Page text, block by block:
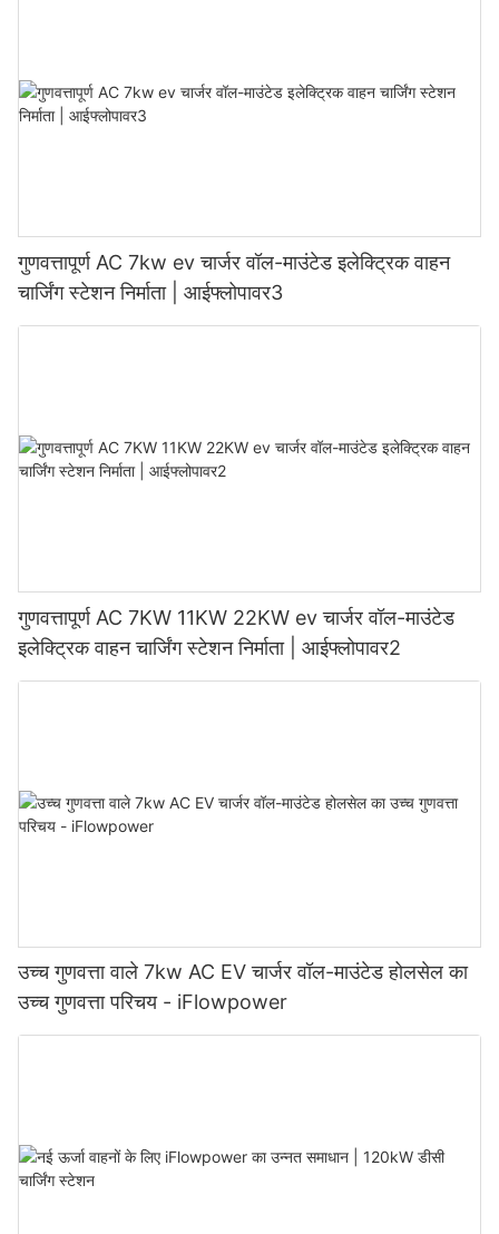
गुणवत्तापूर्ण AC 7kw ev चार्जर वॉल-माउंटेड इलेक्ट्रिक वाहन
चार्जिंग स्टेशन निर्माता | आईफ्लोपावर3
गुणवत्तापूर्ण AC 7KW 11KW 22KW ev चार्जर वॉल-माउंटेड
इलेक्ट्रिक वाहन चार्जिंग स्टेशन निर्माता | आईफ्लोपावर2
उच्च गुणवत्ता वाले 7kw AC EV चार्जर वॉल-माउंटेड होलसेल का
उच्च गुणवत्ता परिचय - iFlowpower